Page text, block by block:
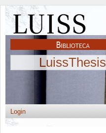
LuissThesis
Login